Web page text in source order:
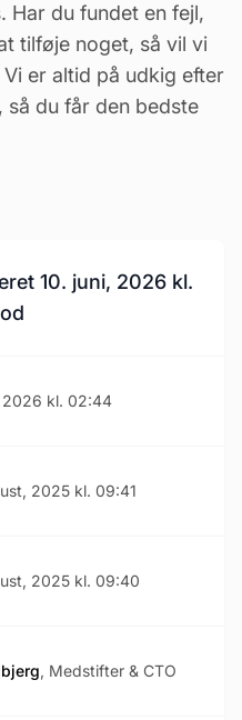
Har du fundet en fejl,
tilføje noget, så vil vi
er altid på udkig efter
du får den bedste
10. juni, 2026 kl.
2026 kl. 02:44
2025 kl. 09:41
2025 kl. 09:40
, Medstifter & CTO